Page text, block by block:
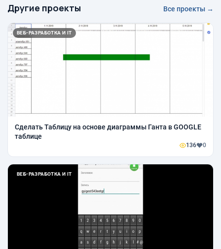
Другие проекты Все проекты →
ВЕБ-РАЗРАБОТКА И IT
Сделать Таблицу на основе диаграммы Ганта в GOOGLE
таблице
136 0
ВЕБ-РАЗРАБОТКА И IT